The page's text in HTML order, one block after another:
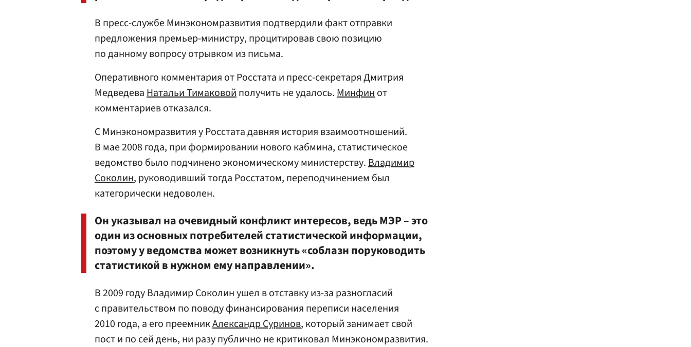
В пресс-службе Минэкономразвития подтвердили факт отправки
предложения премьер-министру, процитировав свою позицию
по данному вопросу отрывком из письма.
Оперативного комментария от Росстата и пресс-секретаря Дмитрия
МедведеваНатальи Тимаковойполучить не удалось.Минфинот
комментариев отказался.
С Минэкономразвития у Росстата давняя история взаимоотношений.
В мае 2008 года, при формировании нового кабмина, статистическое
ведомство было подчинено экономическому министерству.Владимир
Соколин, руководивший тогда Росстатом, переподчинением был
категорически недоволен.
Он указывал на очевидный конфликт интересов, ведь МЭР – это
один из основных потребителей статистической информации,
поэтому у ведомства может возникнуть «соблазн поруководить
статистикой в нужном ему направлении».
В 2009 году Владимир Соколин ушел в отставку из-за разногласий
с правительством по поводу финансирования переписи населения
2010 года, а его преемникАлександр Суринов, который занимает свой
пост и по сей день, ни разу публично не критиковал Минэкономразвития.